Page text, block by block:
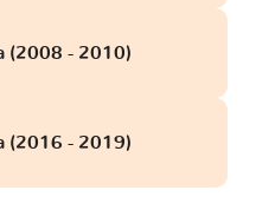
(2008 - 2010)
(2016 - 2019)